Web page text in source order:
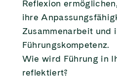
Reflexion
ihre
Zusammenarbeit und
Führungskompetenz.
Wie wird Führung in
reflektiert?